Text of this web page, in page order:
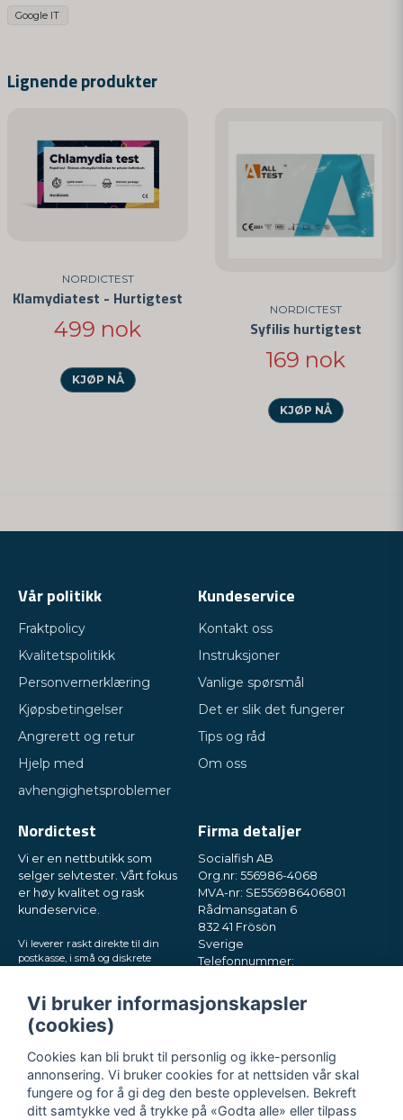
Lignende produkter
NORDICTEST
Klamydiatest - Hurtigtest
499 nok
KJØP NÅ
NORDICTEST
Syfilis hurtigtest
169 nok
KJØP NÅ
Ja, dere kan publisere spørsmålet mitt
Google IT
Vår politikk
Fraktpolicy
Kvalitetspolitikk
Personvernerklæring
Kjøpsbetingelser
Angrerett og retur
Hjelp med
avhengighetsproblemer
Kundeservice
Kontakt oss
Instruksjoner
Vanlige spørsmål
Det er slik det fungerer
Tips og råd
Om oss
Nordictest
Vi er en nettbutikk som
selger selvtester. Vårt fokus
er høy kvalitet og rask
kundeservice.
Vi leverer raskt direkte til din
postkasse, i små og diskrete
Firma detaljer
Socialfish AB
Org.nr: 556986-4068
MVA-nr: SE556986406801
Rådmansgatan 6
832 41 Frösön
Sverige
Telefonnummer:
E-post:hey@nordictest.no
Vi bruker informasjonskapsler
(cookies)
Cookies kan bli brukt til personlig og ikke-personlig
annonsering. Vi bruker cookies for at nettsiden vår skal
fungere og for å gi deg den beste opplevelsen. Bekreft
ditt samtykke ved å trykke på «Godta alle» eller tilpass